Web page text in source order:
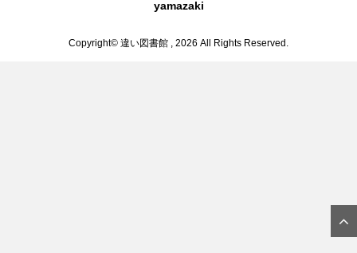
yamazaki
Copyright© 違い図書館 , 2026 All Rights Reserved.